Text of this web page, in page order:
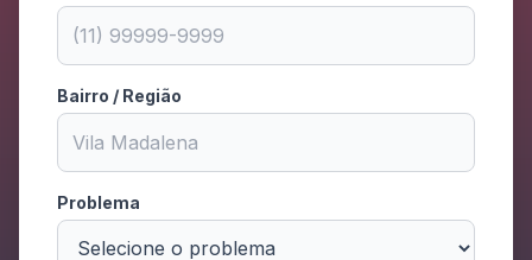
Bairro / Região
Problema